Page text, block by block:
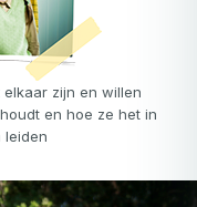
zijn en willen
en hoe ze het in
leiden